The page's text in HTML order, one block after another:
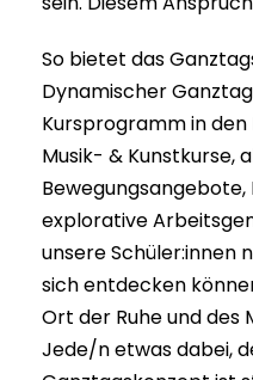
So bietet das
Dynamischer
Kursprogramm in
Musik- & Kunstkurse,
Bewegungsangebote,
explorative
unsere Schüler:innen
sich entdecken
Ort der Ruhe und des
Jede/n etwas dabei,